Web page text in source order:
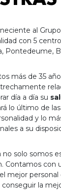
al
con 5
Pontedeume,
más de 35
día a día su
lo último de
y lo
a su
no solo somos
Contamos con
mejor
la